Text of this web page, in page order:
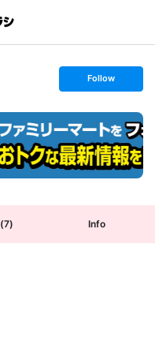
s
t
o
l
w
Follow
(7) Info